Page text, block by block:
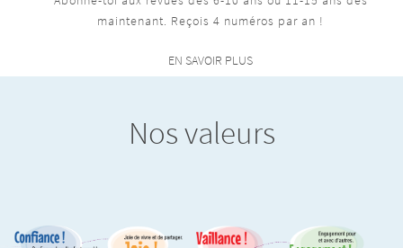
maintenant. Reçois 4 numéros par an !
EN SAVOIR PLUS
Nos valeurs